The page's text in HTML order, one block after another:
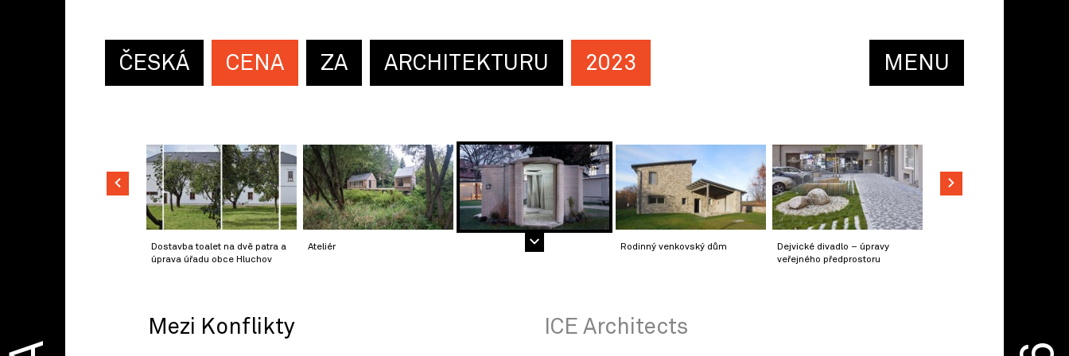
ČESKÁ CENA ZA ARCHITEKTURU 2023 MENU
Dostavba toalet na dvě patra a
úprava úřadu obce Hluchov
Ateliér Rodinný venkovský dům
Dejvické divadlo – úpravy
veřejného předprostoru
Mezi Konflikty ICE Architects